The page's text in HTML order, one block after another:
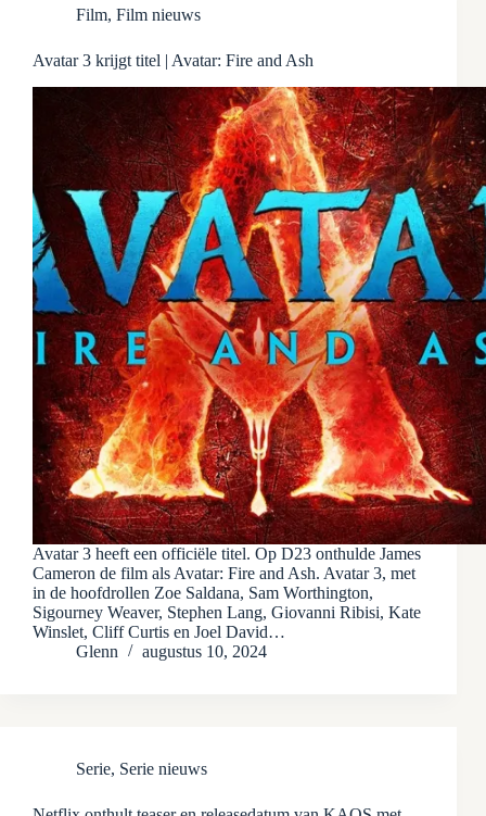
Film, Film nieuws
Avatar 3 krijgt titel | Avatar: Fire and Ash
Avatar 3 heeft een officiële titel. Op D23 onthulde James
Cameron de film als Avatar: Fire and Ash. Avatar 3, met
in de hoofdrollen Zoe Saldana, Sam Worthington,
Sigourney Weaver, Stephen Lang, Giovanni Ribisi, Kate
Winslet, Cliff Curtis en Joel David…
Glenn
augustus 10, 2024
Serie, Serie nieuws